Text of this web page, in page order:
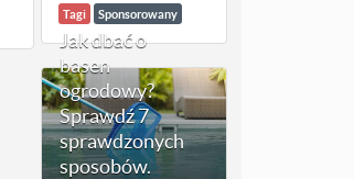
Tagi Sponsorowany
Jak dbać o
basen
ogrodowy?
Sprawdź 7
sprawdzonych
sposobów.